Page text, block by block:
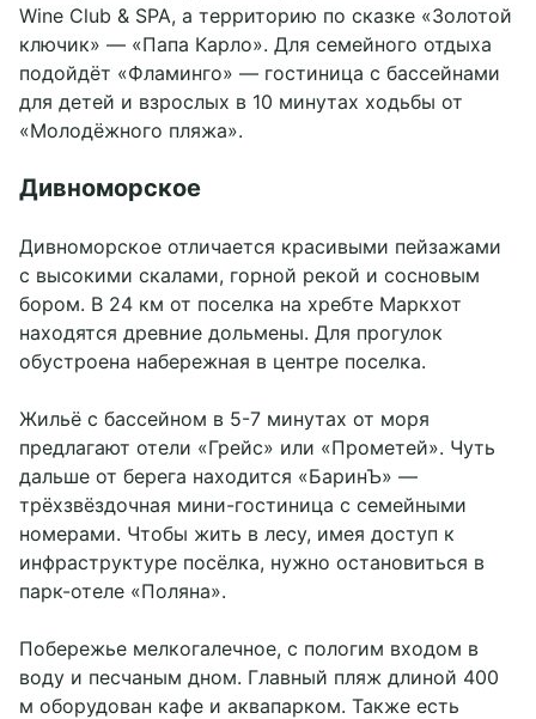
Wine Club & SPA, а территорию по сказке «Золотой
ключик» — «Папа Карло». Для семейного отдыха
подойдёт «Фламинго» — гостиница с бассейнами
для детей и взрослых в 10 минутах ходьбы от
«Молодёжного пляжа».
Дивноморское
Дивноморское отличается красивыми пейзажами
с высокими скалами, горной рекой и сосновым
бором. В 24 км от поселка на хребте Маркхот
находятся древние дольмены. Для прогулок
обустроена набережная в центре поселка.
Жильё с бассейном в 5-7 минутах от моря
предлагают отели «Грейс» или «Прометей». Чуть
дальше от берега находится «БаринЪ» —
трёхзвёздочная мини-гостиница с семейными
номерами. Чтобы жить в лесу, имея доступ к
инфраструктуре посёлка, нужно остановиться в
парк-отеле «Поляна».
Побережье мелкогалечное, с пологим входом в
воду и песчаным дном. Главный пляж длиной 400
м оборудован кафе и аквапарком. Также есть